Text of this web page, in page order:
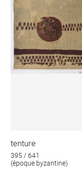
tenture
395 / 641
(époque byzantine)